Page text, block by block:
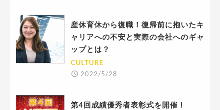
産休育休から復職！復帰前に抱いたキ
ャリアへの不安と実際の会社へのギャ
ップとは？
CULTURE
2022/5/28
第4回成績優秀者表彰式を開催！